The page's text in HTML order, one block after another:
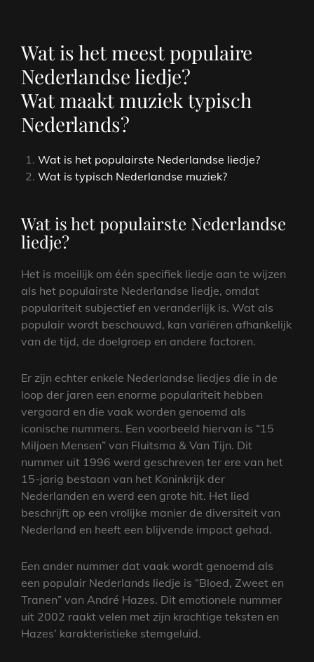
Wat is het meest populaire
Nederlandse liedje?
Wat maakt muziek typisch
Nederlands?
Wat is het populairste Nederlandse liedje?
Wat is typisch Nederlandse muziek?
Wat is het populairste Nederlandse
liedje?
Het is moeilijk om één specifiek liedje aan te wijzen
als het populairste Nederlandse liedje, omdat
populariteit subjectief en veranderlijk is. Wat als
populair wordt beschouwd, kan variëren afhankelijk
van de tijd, de doelgroep en andere factoren.
Er zijn echter enkele Nederlandse liedjes die in de
loop der jaren een enorme populariteit hebben
vergaard en die vaak worden genoemd als
iconische nummers. Een voorbeeld hiervan is “15
Miljoen Mensen” van Fluitsma & Van Tijn. Dit
nummer uit 1996 werd geschreven ter ere van het
15-jarig bestaan van het Koninkrijk der
Nederlanden en werd een grote hit. Het lied
beschrijft op een vrolijke manier de diversiteit van
Nederland en heeft een blijvende impact gehad.
Een ander nummer dat vaak wordt genoemd als
een populair Nederlands liedje is “Bloed, Zweet en
Tranen” van André Hazes. Dit emotionele nummer
uit 2002 raakt velen met zijn krachtige teksten en
Hazes’ karakteristieke stemgeluid.